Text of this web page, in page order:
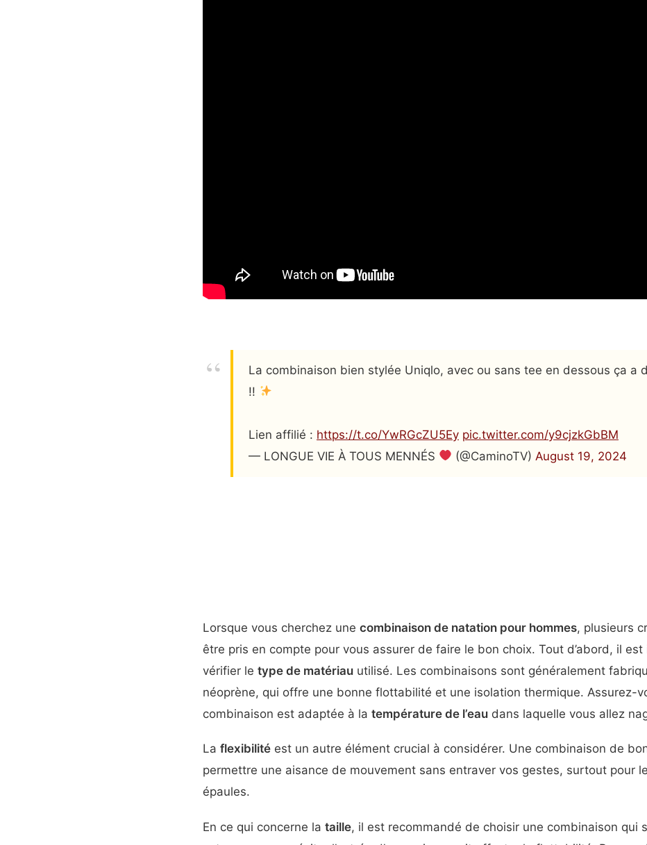
La combinaison bien stylée Uniqlo, avec ou sans tee en dessous ça a
!!
Lien affilié : https://t.co/YwRGcZU5Ey pic.twitter.com/y9cjzkGbBM
— LONGUE VIE À TOUS MENNÉS
(@CaminoTV) August 19, 2024
Lorsque vous cherchez une combinaison de natation pour hommes, plusieurs
être pris en compte pour vous assurer de faire le bon choix. Tout d’abord, il
vérifier le type de matériau utilisé. Les combinaisons sont généralement
néoprène, qui offre une bonne flottabilité et une isolation thermique. Assurez-
combinaison est adaptée à la température de l’eau dans laquelle vous allez
La flexibilité est un autre élément crucial à considérer. Une combinaison de
permettre une aisance de mouvement sans entraver vos gestes, surtout pour
épaules.
En ce qui concerne la taille, il est recommandé de choisir une combinaison qui